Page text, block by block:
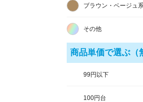
ブラウン・ベージュ系
その他
商品単価で選ぶ（
99円以下
100円台